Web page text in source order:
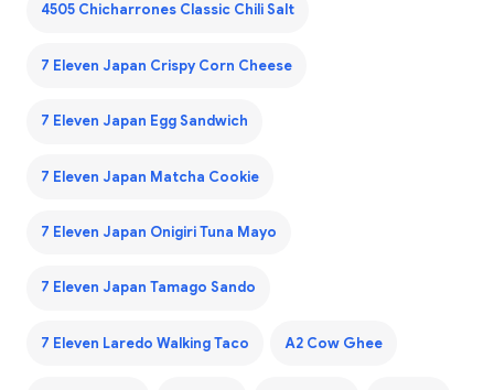
4505 Chicharrones Classic Chili Salt
7 Eleven Japan Crispy Corn Cheese
7 Eleven Japan Egg Sandwich
7 Eleven Japan Matcha Cookie
7 Eleven Japan Onigiri Tuna Mayo
7 Eleven Japan Tamago Sando
7 Eleven Laredo Walking Taco A2 Cow Ghee